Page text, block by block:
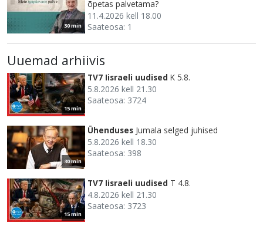
30 min
õpetas palvetama?
11.4.2026 kell 18.00
Saateosa: 1
Uuemad arhiivis
15 min
TV7 Iisraeli uudised K 5.8.
5.8.2026 kell 21.30
Saateosa: 3724
30 min
Ühenduses Jumala selged juhised
5.8.2026 kell 18.30
Saateosa: 398
15 min
TV7 Iisraeli uudised T 4.8.
4.8.2026 kell 21.30
Saateosa: 3723